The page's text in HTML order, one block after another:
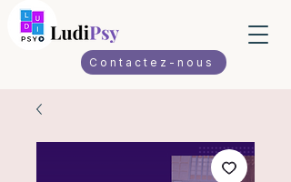
Contactez-nous